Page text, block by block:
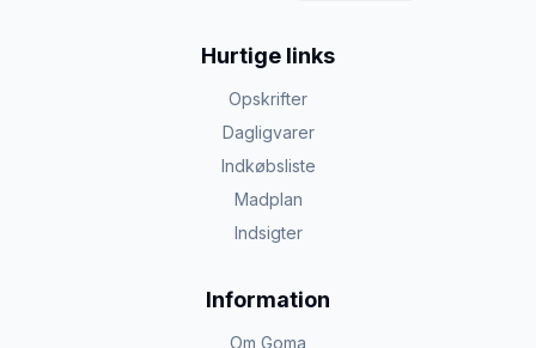
Hurtige links
Opskrifter
Dagligvarer
Indkøbsliste
Madplan
Indsigter
Information
Om Goma